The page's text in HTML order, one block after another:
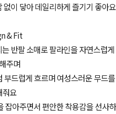
이 닿아 데일리하게 즐기기 좋아요
& Fit
반팔 소매로 팔라인을 자연스럽게
주며
부드럽게 흐르며 여성스러운 무드를
줘요
잡아주면서 편안한 착용감을 선사하